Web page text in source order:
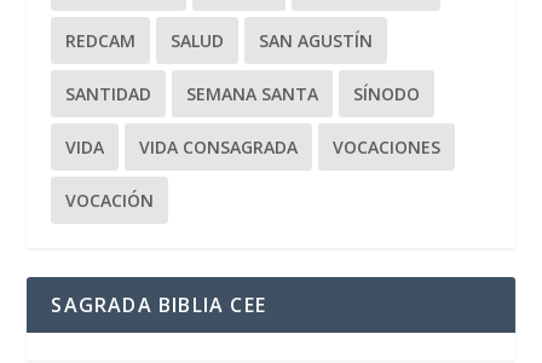
REDCAM SALUD SAN AGUSTÍN
SANTIDAD SEMANA SANTA SÍNODO
VIDA VIDA CONSAGRADA VOCACIONES
VOCACIÓN
SAGRADA BIBLIA CEE